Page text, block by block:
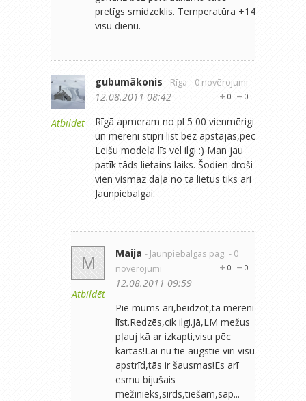
pretīgs smidzeklis. Temperatūra +14
visu dienu.
Atbildēt
gubumākonis - Rīga - 0 novērojumi
0
0
12.08.2011 08:42
Rīgā apmeram no pl 5 00 vienmērigi
un mēreni stipri līst bez apstājas,pec
Leišu modeļa līs vel ilgi :) Man jau
patīk tāds lietains laiks. Šodien droši
vien vismaz daļa no ta lietus tiks ari
Jaunpiebalgai.
M
Atbildēt
Maija - Jaunpiebalgas pag. - 0
novērojumi
0
0
12.08.2011 09:59
Pie mums arī,beidzot,tā mēreni
līst.Redzēs,cik ilgi.Jā,LM mežus
pļauj kā ar izkapti,visu pēc
kārtas!Lai nu tie augstie vīri visu
apstrīd,tās ir šausmas!Es arī
esmu bijušais
mežinieks,sirds,tiešām,sāp...